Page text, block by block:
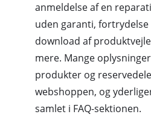
anmeldelse af en
uden garanti, fortrydelse
download af
mere. Mange
produkter og
webshoppen, og
samlet i FAQ-sektionen.